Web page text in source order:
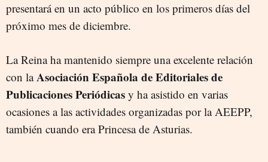
presentará en un acto público en los primeros días del
próximo mes de diciembre.
La Reina ha mantenido siempre una excelente relación
con laAsociación Española de Editoriales de
Publicaciones Periódicas y ha asistido en varias
ocasiones a las actividades organizadas por la AEEPP,
también cuando era Princesa de Asturias.